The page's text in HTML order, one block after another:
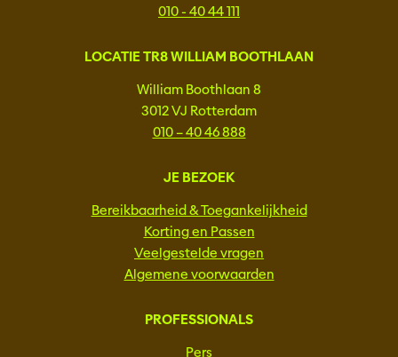
010 - 40 44 111
LOCATIE TR8 WILLIAM BOOTHLAAN
William Boothlaan 8
3012 VJ Rotterdam
010 – 40 46 888
JE BEZOEK
Bereikbaarheid & Toegankelijkheid
Korting en Passen
Veelgestelde vragen
Algemene voorwaarden
PROFESSIONALS
Pers